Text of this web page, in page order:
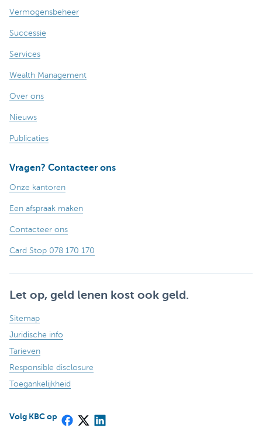
Vermogensbeheer
Successie
Services
Wealth Management
Over ons
Nieuws
Publicaties
Vragen? Contacteer ons
Onze kantoren
Een afspraak maken
Contacteer ons
Card Stop 078 170 170
Let op, geld lenen kost ook geld.
Sitemap
Juridische info
Tarieven
Responsible disclosure
Toegankelijkheid
Volg KBC op